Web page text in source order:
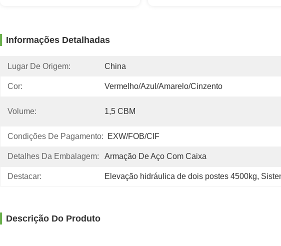
Informações Detalhadas
Lugar De Origem: China
Cor: Vermelho/azul/amarelo/cinzento
Volume: 1,5 CBM
Condições De Pagamento: EXW/FOB/CIF
Detalhes Da Embalagem: Armação De Aço Com Caixa
Destacar: Elevação hidráulica de dois postes 4500kg,
Descrição Do Produto